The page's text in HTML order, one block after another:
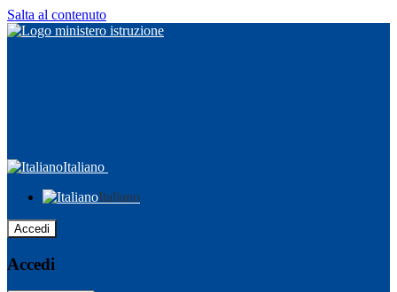
Salta al contenuto
Italiano
Italiano
Accedi
Accedi